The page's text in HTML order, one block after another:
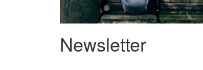
Newsletter